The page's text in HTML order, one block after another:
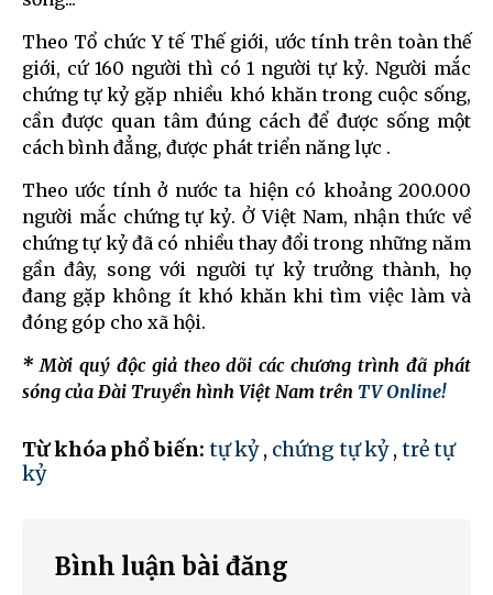
Theo Tổ chức Y tế Thế giới, ước tính trên toàn thế
giới, cứ 160 người thì có 1 người tự kỷ. Người mắc
chứng tự kỷ gặp nhiều khó khăn trong cuộc sống,
cần được quan tâm đúng cách để được sống một
cách bình đẳng, được phát triển năng lực .
Theo ước tính ở nước ta hiện có khoảng 200.000
người mắc chứng tự kỷ. Ở Việt Nam, nhận thức về
chứng tự kỷ đã có nhiều thay đổi trong những năm
gần đây, song với người tự kỷ trưởng thành, họ
đang gặp không ít khó khăn khi tìm việc làm và
đóng góp cho xã hội.
* Mời quý độc giả theo dõi các chương trình đã phát
sóng của Đài Truyền hình Việt Nam trên TV Online!
Từ khóa phổ biến: tự kỷ, chứng tự kỷ, trẻ tự
kỷ
Bình luận bài đăng